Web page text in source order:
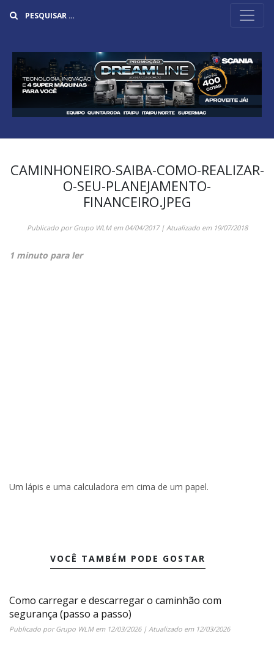
CAMINHONEIRO-SAIBA-COMO-REALIZAR-
O-SEU-PLANEJAMENTO-
FINANCEIRO.JPEG
Publicado porGrupo WLMem 04/04/2017| Atualizado em 19/07/2018
1 minuto para ler
Um lápis e uma calculadora em cima de um papel.
VOCÊ TAMBÉM PODE GOSTAR
Como carregar e descarregar o caminhão com
segurança (passo a passo)
Publicado porGrupo WLMem 12/03/2026| Atualizado em 12/03/2026